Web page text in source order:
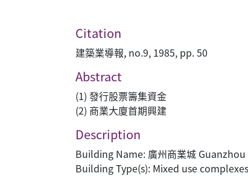
Citation
建築業導報, no.9, 1985, pp. 50
Abstract
(1) 發行股票籌集資金
(2) 商業大廈首期興建
Description
Building Name: 廣州商業城
Building Type(s): Mixed use complexes